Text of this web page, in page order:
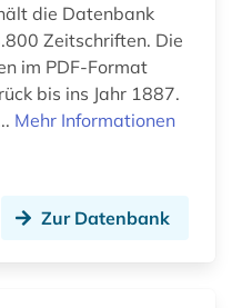
devices &amp; systems (1)
die Datenbank
Zeitschriften. Die
im PDF-Format
bis ins Jahr 1887.
Mehr Informationen
Zur Datenbank